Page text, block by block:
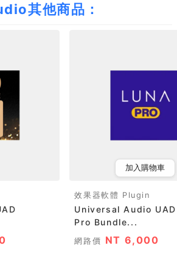
其他商品：
加入購物車
效果器軟體 Plugin
Universal Audio
Pro Bundle...
網路價 NT 6,000